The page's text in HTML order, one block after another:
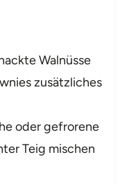
Walnüsse
zusätzliches
oder gefrorene
Teig mischen